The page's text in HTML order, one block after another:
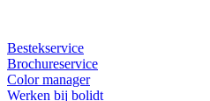
Bestekservice
Brochureservice
Color manager
Werken bij bolidt